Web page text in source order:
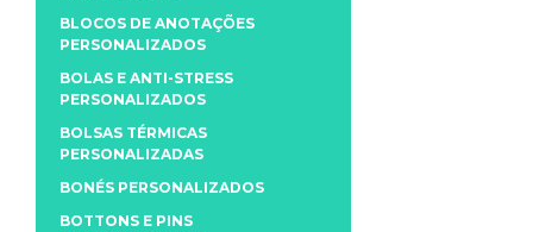
BLOCOS DE ANOTAÇÕES
PERSONALIZADOS
BOLAS E ANTI-STRESS
PERSONALIZADOS
BOLSAS TÉRMICAS
PERSONALIZADAS
BONÉS PERSONALIZADOS
BOTTONS E PINS